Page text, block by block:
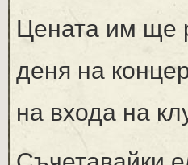
Цената им ще
деня на
на входа на